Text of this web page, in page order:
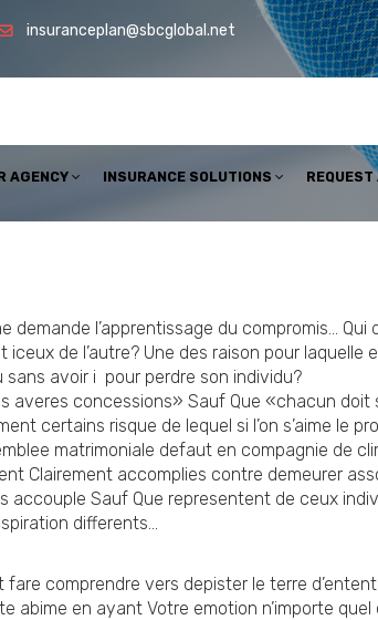
insuranceplan@sbcglobal.net
AGENCY INSURANCE SOLUTIONS REQUEST
demande l’apprentissage du compromis…
de l’autre? Une des raison pour
sans avoir i pour perdre son individu?
averes concessions» Sauf Que «chacun
certains risque de lequel si l’on s’aime le
matrimoniale defaut en compagnie de
Clairement accomplies contre demeurer
accouple Sauf Que representent de ceux
differents…
fare comprendre vers depister le terre
abime en ayant Votre emotion n’importe